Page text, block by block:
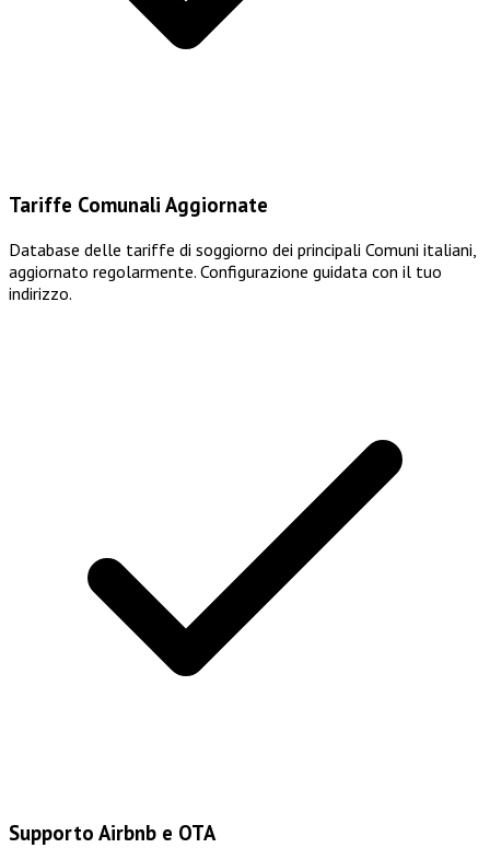
Tariffe Comunali Aggiornate
Database delle tariffe di soggiorno dei principali Comuni italiani,
aggiornato regolarmente. Configurazione guidata con il tuo
indirizzo.
Supporto Airbnb e OTA